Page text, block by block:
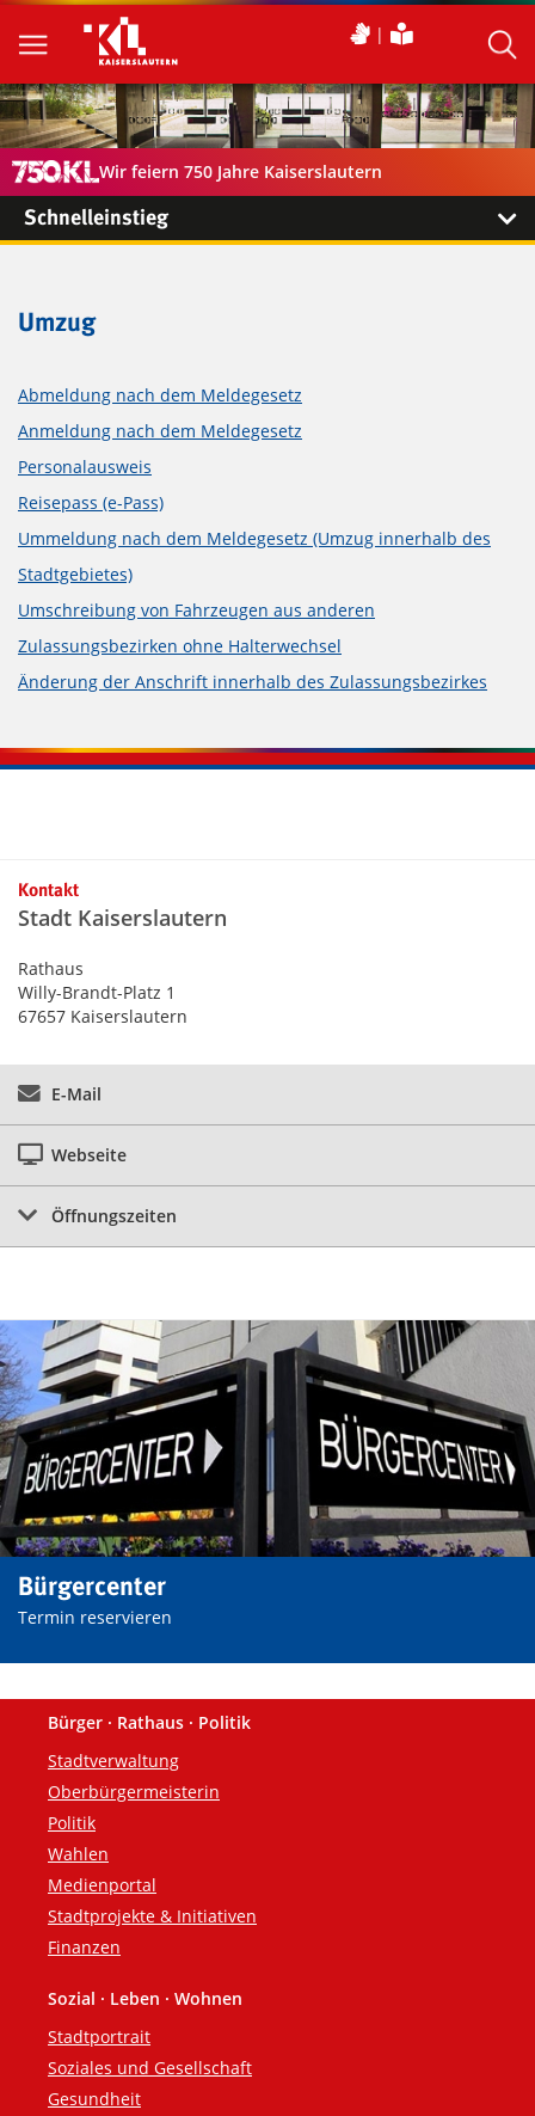
Wir feiern 750 Jahre Kaiserslautern
Schnelleinstieg
Umzug
Abmeldung nach dem Meldegesetz
Anmeldung nach dem Meldegesetz
Personalausweis
Reisepass (e-Pass)
Ummeldung nach dem Meldegesetz (Umzug innerhalb des
Stadtgebietes)
Umschreibung von Fahrzeugen aus anderen
Zulassungsbezirken ohne Halterwechsel
Änderung der Anschrift innerhalb des Zulassungsbezirkes
Kontaktinformationen und Weiterführendes
Kontakt
Stadt Kaiserslautern
Rathaus
Willy-Brandt-Platz 1
67657 Kaiserslautern
E-Mail
Webseite
Öffnungszeiten
Bürgercenter
Termin reservieren
Fußzeile
Bürger · Rathaus · Politik
Stadtverwaltung
Oberbürgermeisterin
Politik
Wahlen
Medienportal
Stadtprojekte & Initiativen
Finanzen
Sozial · Leben · Wohnen
Stadtportrait
Soziales und Gesellschaft
Gesundheit